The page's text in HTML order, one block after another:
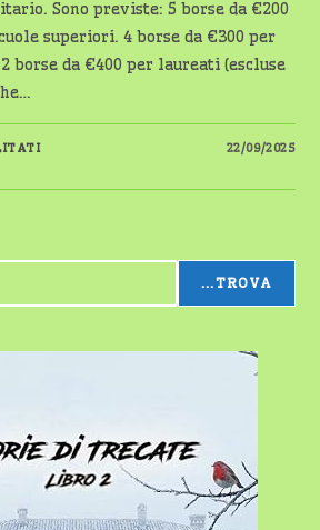
Sono previste: 5 borse da €200
superiori. 4 borse da €300 per
borse da €400 per laureati (escluse
SU
DI
ROCCIO,
IL
22/09/2025
...TROVA